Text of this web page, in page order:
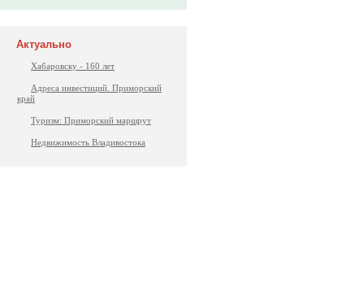
Актуально
Хабаровску - 160 лет
Адреса инвестиций. Приморский
край
Туризм: Приморский маршрут
Недвижимость Владивостока